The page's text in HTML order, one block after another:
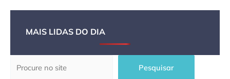
MAIS LIDAS DO DIA
Pesquisar